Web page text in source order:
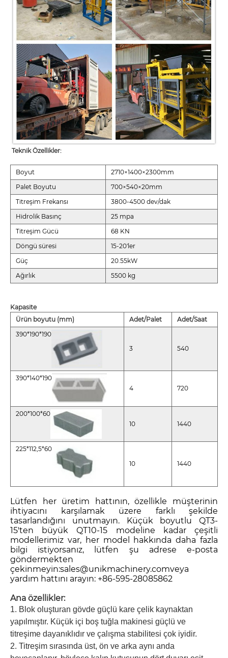
Teknik Özellikler:
Boyut
2710×1400×2300mm
Palet Boyutu
700×540×20mm
Titreşim Frekansı
3800-4500 dev/dak
Hidrolik Basınç
25 mpa
Titreşim Gücü
68 KN
Döngü süresi
15-20'ler
Güç
20.55kW
Ağırlık
5500 kg
Kapasite
Ürün boyutu (mm)
Adet/Palet
Adet/Saat
390*190*190
3
540
390*140*190
4
720
200*100*60
10
1440
225*112,5*60
10
1440
Lütfen her üretim hattının, özellikle müşterinin
ihtiyacını karşılamak üzere farklı şekilde
tasarlandığını unutmayın. Küçük boyutlu QT3-
15'ten büyük QT10-15 modeline kadar çeşitli
modellerimiz var, her model hakkında daha fazla
bilgi istiyorsanız, lütfen şu adrese e-posta
göndermekten
çekinmeyin:sales@unikmachinery.comveya
yardım hattını arayın: +86-595-28085862
Ana özellikler:
1. Blok oluşturan gövde güçlü kare çelik kaynaktan
yapılmıştır. Küçük içi boş tuğla makinesi güçlü ve
titreşime dayanıklıdır ve çalışma stabilitesi çok iyidir.
2. Titreşim sırasında üst, ön ve arka aynı anda